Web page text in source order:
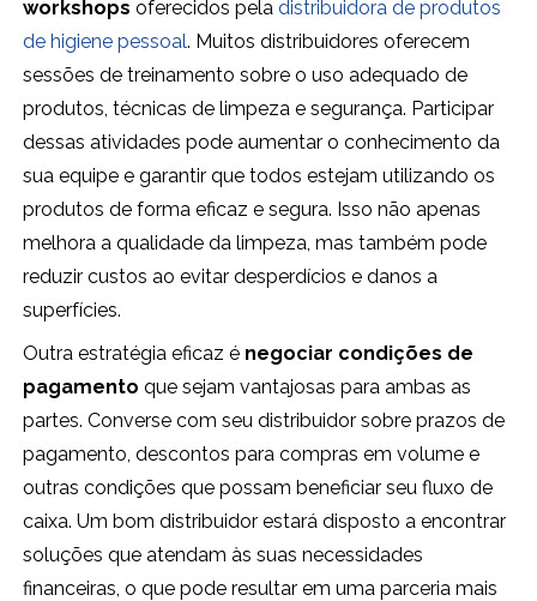
workshops oferecidos peladistribuidora de produtos
de higiene pessoal. Muitos distribuidores oferecem
sessões de treinamento sobre o uso adequado de
produtos, técnicas de limpeza e segurança. Participar
dessas atividades pode aumentar o conhecimento da
sua equipe e garantir que todos estejam utilizando os
produtos de forma eficaz e segura. Isso não apenas
melhora a qualidade da limpeza, mas também pode
reduzir custos ao evitar desperdícios e danos a
superfícies.
Outra estratégia eficaz é negociar condições de
pagamento que sejam vantajosas para ambas as
partes. Converse com seu distribuidor sobre prazos de
pagamento, descontos para compras em volume e
outras condições que possam beneficiar seu fluxo de
caixa. Um bom distribuidor estará disposto a encontrar
soluções que atendam às suas necessidades
financeiras, o que pode resultar em uma parceria mais